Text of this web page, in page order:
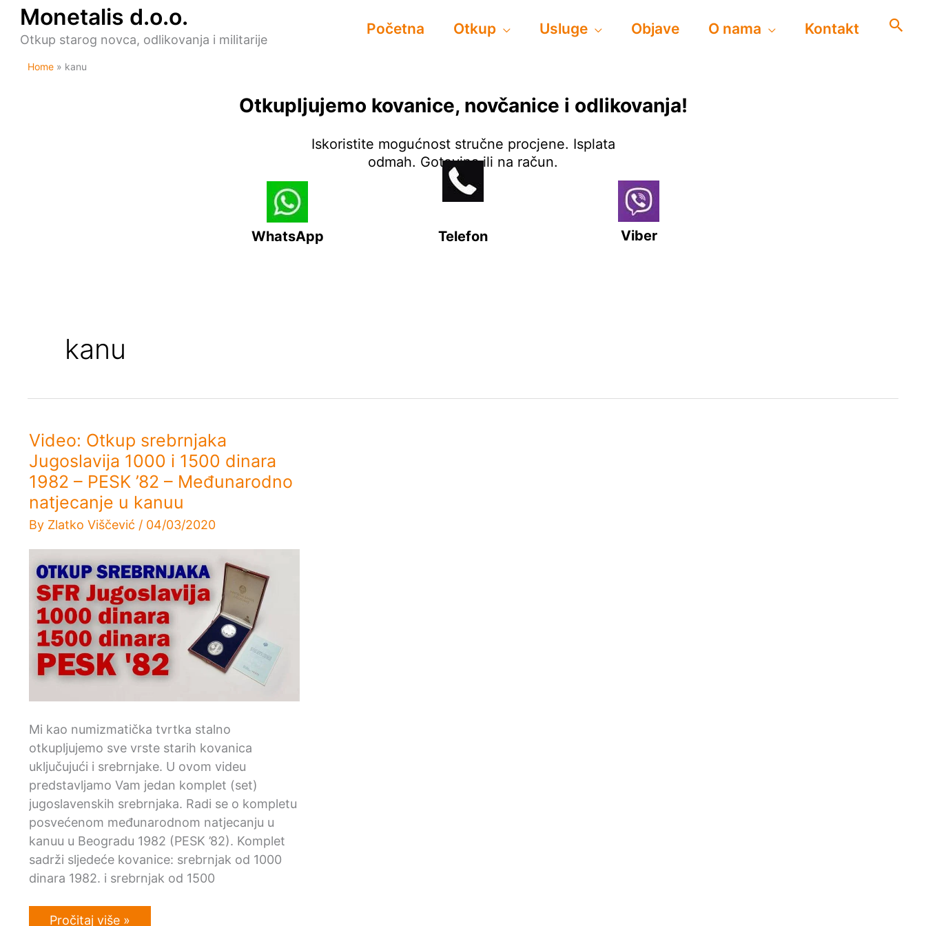
content
Monetalis d.o.o.
Otkup starog novca, odlikovanja i militarije
Početna Otkup Usluge Objave O nama Kontakt
Home kanu
Otkupljujemo kovanice, novčanice i odlikovanja!
Iskoristite mogućnost stručne procjene. Isplata
odmah. Gotovina ili na račun.
WhatsApp Viber
Telefon
kanu
Video: Otkup srebrnjaka
Jugoslavija 1000 i 1500 dinara
1982 – PESK ’82 – Međunarodno
natjecanje u kanuu
By Zlatko Viščević / 04/03/2020
Mi kao numizmatička tvrtka stalno
otkupljujemo sve vrste starih kovanica
uključujući i srebrnjake. U ovom videu
predstavljamo Vam jedan komplet (set)
jugoslavenskih srebrnjaka. Radi se o kompletu
posvećenom međunarodnom natjecanju u
kanuu u Beogradu 1982 (PESK ’82). Komplet
sadrži sljedeće kovanice: srebrnjak od 1000
dinara 1982. i srebrnjak od 1500
Video:
Pročitaj više »